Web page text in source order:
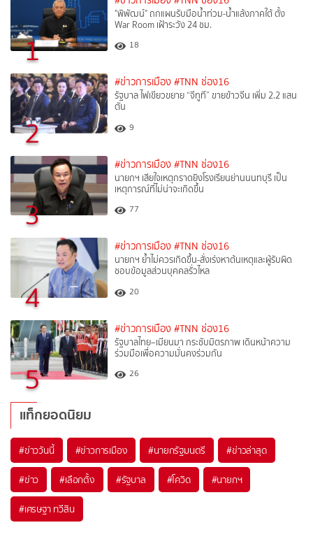
1
"พิพัฒน์" ถกแผนรับมือน้ำท่วม-น้ำแล้งภาคใต้ ตั้ง
War Room เฝ้าระวัง 24 ชม.
18
2
#ข่าวการเมือง #TNN ช่อง16
รัฐบาล ไฟเขียวขยาย “จีทูที” ขายข้าวจีน เพิ่ม 2.2 แสน
ตัน
9
3
#ข่าวการเมือง #TNN ช่อง16
นายกฯ เสียใจเหตุกราดยิงโรงเรียนย่านนนทบุรี เป็น
เหตุการณ์ที่ไม่น่าจะเกิดขึ้น
77
4
#ข่าวการเมือง #TNN ช่อง16
นายกฯ ย้ำไม่ควรเกิดขึ้น-สั่งเร่งหาต้นเหตุและผู้รับผิด
ชอบข้อมูลส่วนบุคคลรั่วไหล
20
5
#ข่าวการเมือง #TNN ช่อง16
รัฐบาลไทย–เมียนมา กระชับมิตรภาพ เดินหน้าความ
ร่วมมือเพื่อความมั่นคงร่วมกัน
26
แท็กยอดนิยม
#ข่าววันนี้ #ข่าวการเมือง #นายกรัฐมนตรี #ข่าวล่าสุด
#ข่าว #เลือกตั้ง #รัฐบาล #โควิด #นายกฯ
#เศรษฐา ทวีสิน